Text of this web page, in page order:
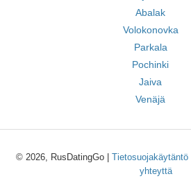
Abalak
Volokonovka
Parkala
Pochinki
Jaiva
Venäjä
© 2026, RusDatingGo | Tietosuojakäytäntö|
yhteyttä